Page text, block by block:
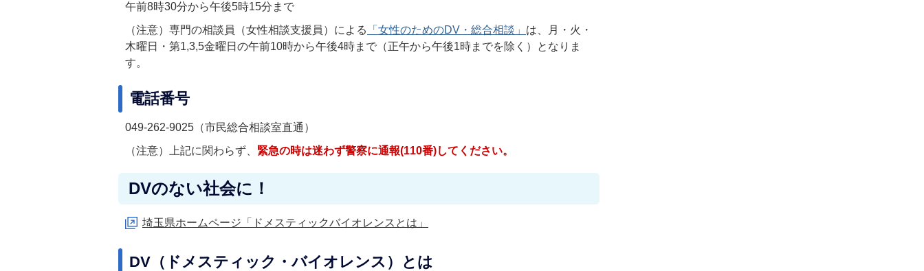
午前8時30分から午後5時15分まで
（注意）専門の相談員（女性相談支援員）による
「女性のためのDV・総合相談」 は、月・火・
木曜日・第1,3,5金曜日の午前10時から午後4時まで（正午から午後1時までを除く）となりま
す。
電話番号
049-262-9025（市民総合相談室直通）
（注意）上記に関わらず、 緊急の時は迷わず警察に通報(110番)してください。
DVのない社会に！
埼玉県ホームページ「ドメスティックバイオレンスとは」
DV（ドメスティック・バイオレンス）とは